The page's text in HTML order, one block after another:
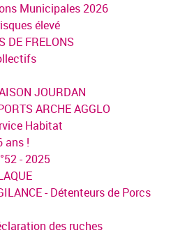
Municipales 2026
élevé
DE FRELONS
JOURDAN
ARCHE AGGLO
Habitat
ans !
- 2025
- Détenteurs de Porcs
des ruches